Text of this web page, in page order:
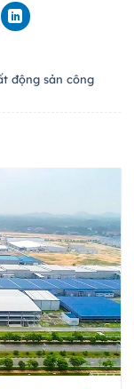
động sản công